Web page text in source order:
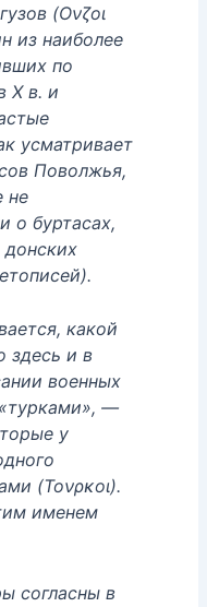
(Ονζοι
из наиболее
по
X в. и
усматривает
Поволжья,
не
о буртасах,
какой
здесь и в
военных
—
у
(Τονρκοι).
именем
согласны в